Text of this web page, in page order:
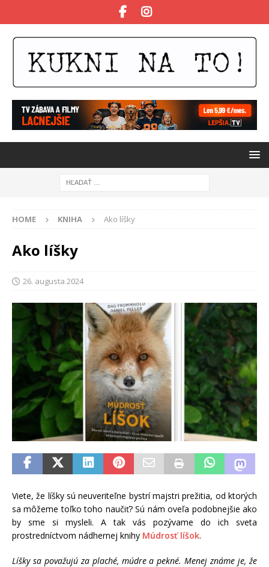
HOME KNIHA Ako líšky
Ako líšky
26. augusta 2024
Viete, že líšky sú neuveriteľne bystrí majstri prežitia, od ktorých
sa môžeme toľko toho naučiť? Sú nám oveľa podobnejšie ako
by sme si mysleli. A tak vás pozývame do ich sveta
prostredníctvom nádhernej knihy Múdrosť líšok.
Líšky sa považujú za plaché, múdre a pekné. Menej známe je, že